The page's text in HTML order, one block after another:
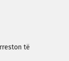
të